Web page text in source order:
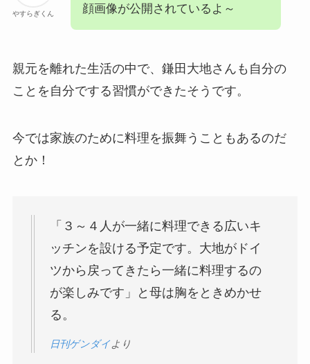
やすらぎくん
顔画像が公開されているよ～
親元を離れた生活の中で、鎌田大地さんも自分の
ことを自分でする習慣ができたそうです。
今では家族のために料理を振舞うこともあるのだ
とか！
「３～４人が一緒に料理できる広いキ
ッチンを設ける予定です。大地がドイ
ツから戻ってきたら一緒に料理するの
が楽しみです」と母は胸をときめかせ
る。
日刊ゲンダイより